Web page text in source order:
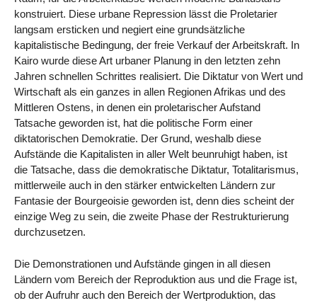
konstruiert. Diese urbane Repression lässt die Proletarier
langsam ersticken und negiert eine grundsätzliche
kapitalistische Bedingung, der freie Verkauf der Arbeitskraft. In
Kairo wurde diese Art urbaner Planung in den letzten zehn
Jahren schnellen Schrittes realisiert. Die Diktatur von Wert und
Wirtschaft als ein ganzes in allen Regionen Afrikas und des
Mittleren Ostens, in denen ein proletarischer Aufstand
Tatsache geworden ist, hat die politische Form einer
diktatorischen Demokratie. Der Grund, weshalb diese
Aufstände die Kapitalisten in aller Welt beunruhigt haben, ist
die Tatsache, dass die demokratische Diktatur, Totalitarismus,
mittlerweile auch in den stärker entwickelten Ländern zur
Fantasie der Bourgeoisie geworden ist, denn dies scheint der
einzige Weg zu sein, die zweite Phase der Restrukturierung
durchzusetzen.
Die Demonstrationen und Aufstände gingen in all diesen
Ländern vom Bereich der Reproduktion aus und die Frage ist,
ob der Aufruhr auch den Bereich der Wertproduktion, das